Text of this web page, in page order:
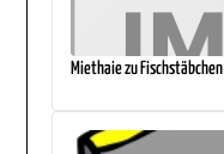
Miethaie zu Fischstäbchen